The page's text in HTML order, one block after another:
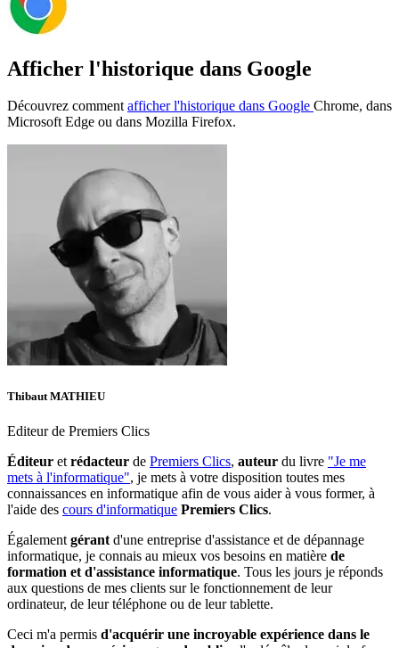
Afficher l'historique dans Google
Découvrez commentafficher l'historique dans Google Chrome, dans
Microsoft Edge ou dans Mozilla Firefox.
Thibaut MATHIEU
Editeur de Premiers Clics
Éditeur et rédacteur de Premiers Clics, auteur du livre "Je me
mets à l'informatique", je mets à votre disposition toutes mes
connaissances en informatique afin de vous aider à vous former, à
l'aide des cours d'informatique Premiers Clics.
Également gérant d'une entreprise d'assistance et de dépannage
informatique, je connais au mieux vos besoins en matière de
formation et d'assistance informatique. Tous les jours je réponds
aux questions de mes clients sur le fonctionnement de leur
ordinateur, de leur téléphone ou de leur tablette.
Ceci m'a permis d'acquérir une incroyable expérience dans le